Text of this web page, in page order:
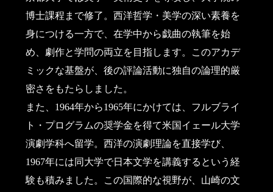
博士課程まで修了。西洋哲学・美学の深い素養を
身につける一方で、在学中から戯曲の執筆を始
め、劇作と学問の両立を目指します。このアカデ
ミックな基盤が、後の評論活動に独自の論理的厳
密さをもたらしました。
また、1964年から1965年にかけては、フルブライ
ト・プログラムの奨学金を得て米国イェール大学
演劇学科へ留学。西洋の演劇理論を直接学び、
1967年には同大学で日本文学を講義するという経
験も積みました。この国際的な視野が、山崎の文